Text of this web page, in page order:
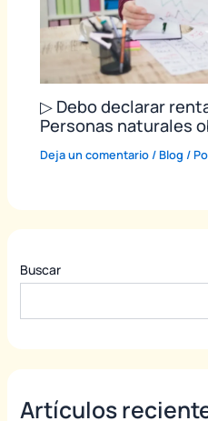
▷ Debo declarar
Personas naturales
Deja un comentario /Blog /
Buscar
Artículos